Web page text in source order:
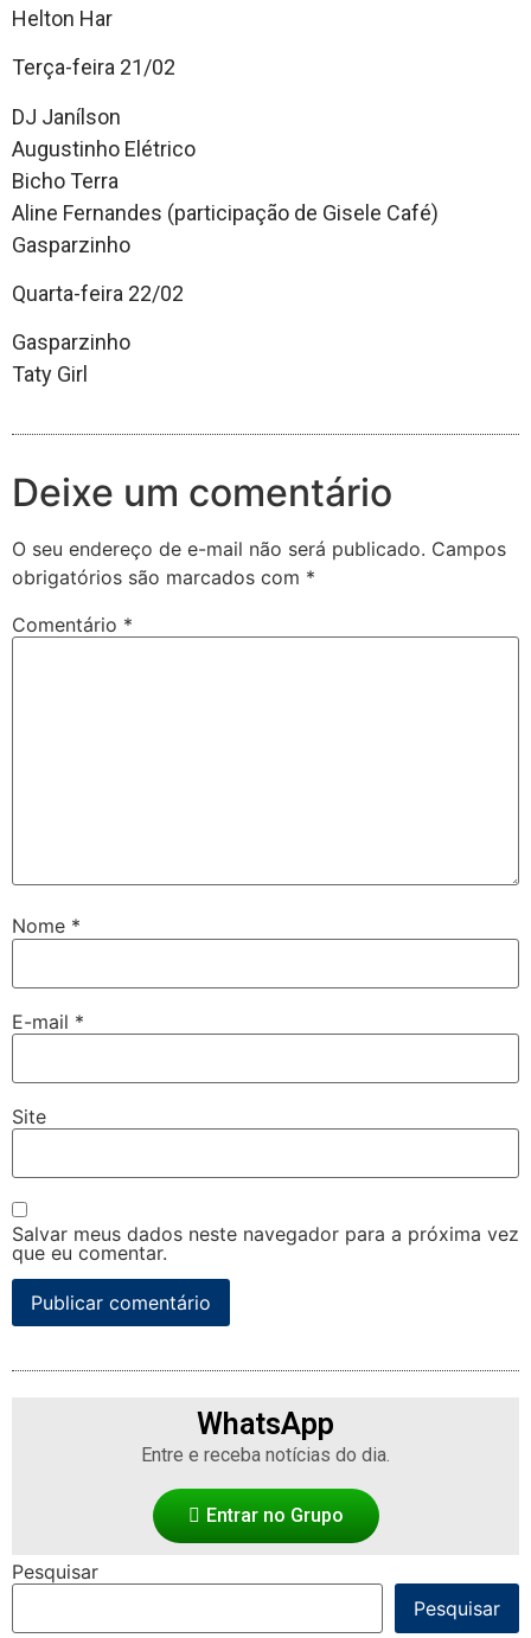
Helton Har
Terça-feira 21/02
DJ Janílson
Augustinho Elétrico
Bicho Terra
Aline Fernandes (participação de Gisele Café)
Gasparzinho
Quarta-feira 22/02
Gasparzinho
Taty Girl
Deixe um comentário
O seu endereço de e-mail não será publicado. Campos
obrigatórios são marcados com *
Comentário *
Nome *
E-mail *
Site
Salvar meus dados neste navegador para a próxima vez
que eu comentar.
WhatsApp
Entre e receba notícias do dia.
Entrar no Grupo
Pesquisar
Pesquisar